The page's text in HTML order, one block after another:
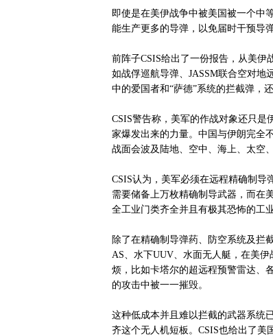
即使是在美伊战争中被美国被一个中
能生产更多的导弹，以免届时干预导
前阵子CSIS给出了一份报告，从美
如战俘巡航导弹、JASSM联合空对
中的爱国者和“萨德”系统的拦截弹，
CSIS警告称，美军的作战对象还只是
家爆发出来的力量。中国与伊朗完全
战面会波及陆地、空中、海上、太空
CSIS认为，美军必须在远程精确制
需要储备上万枚精确制导武器，而在
全工业门类齐全并且有极其恐怖的工
除了在精确制导弹药、防空系统及拦
AS、水下UUV、水面无人艇，在美
烦，比如卡塔尔的超远程预警雷达、
的攻击中被一一摧毁。
这种低成本并且难以拦截的武器系统
齐这个无人机短板。CSIS也给出了美